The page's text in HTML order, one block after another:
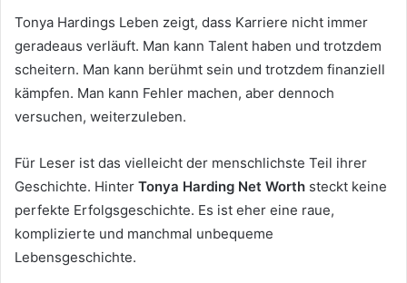
Tonya Hardings Leben zeigt, dass Karriere nicht immer
geradeaus verläuft. Man kann Talent haben und trotzdem
scheitern. Man kann berühmt sein und trotzdem finanziell
kämpfen. Man kann Fehler machen, aber dennoch
versuchen, weiterzuleben.
Für Leser ist das vielleicht der menschlichste Teil ihrer
Geschichte. Hinter Tonya Harding Net Worth steckt keine
perfekte Erfolgsgeschichte. Es ist eher eine raue,
komplizierte und manchmal unbequeme
Lebensgeschichte.